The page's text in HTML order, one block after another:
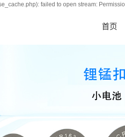
failed to open stream:
首页